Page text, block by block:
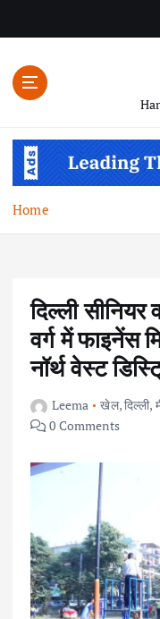
n
Home
दिल्ली
वर्ग में फाइनेंस
नॉर्थ वेस्ट
Leema खेल,दिल्ली,
0 Comments